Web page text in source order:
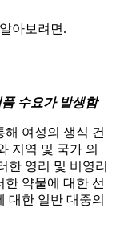
아보려면.
수요가 발생함
해 여성의 생식 건
지역 및 국가 의
한 영리 및 비영리
한 약물에 대한 선
대한 일반 대중의